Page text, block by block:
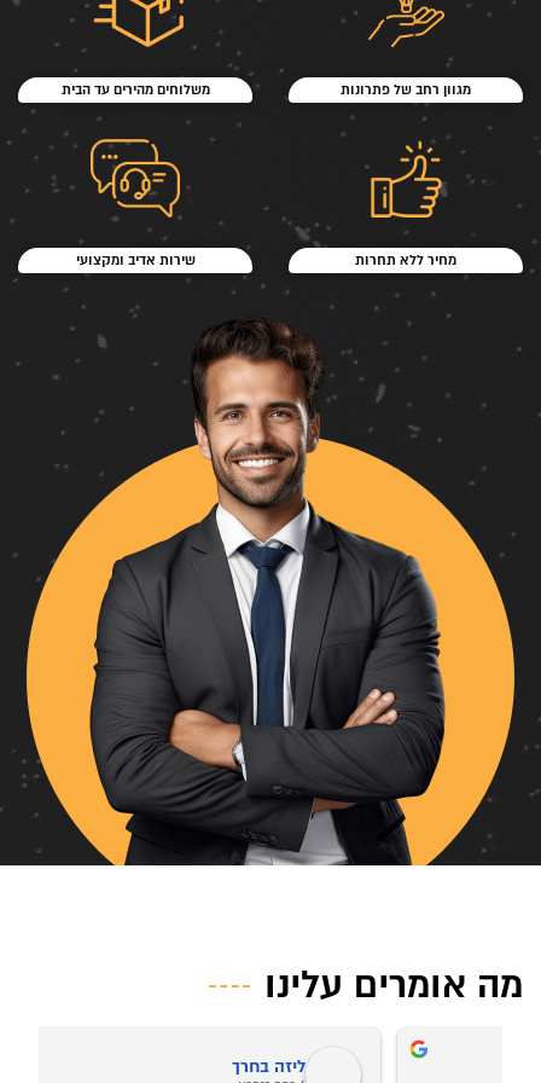
מגוון רחב של פתרונות משלוחים מהירים עד הבית
מחיר ללא תחרות שירות אדיב ומקצועי
מה אומרים עלינו
Avi Levy